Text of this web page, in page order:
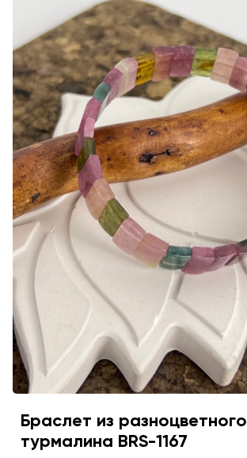
Браслет из разноцветного
турмалина BRS-1167